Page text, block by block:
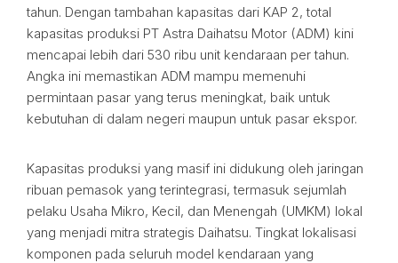
tahun. Dengan tambahan kapasitas dari KAP 2, total
kapasitas produksi PT Astra Daihatsu Motor (ADM) kini
mencapai lebih dari 530 ribu unit kendaraan per tahun.
Angka ini memastikan ADM mampu memenuhi
permintaan pasar yang terus meningkat, baik untuk
kebutuhan di dalam negeri maupun untuk pasar ekspor.
Kapasitas produksi yang masif ini didukung oleh jaringan
ribuan pemasok yang terintegrasi, termasuk sejumlah
pelaku Usaha Mikro, Kecil, dan Menengah (UMKM) lokal
yang menjadi mitra strategis Daihatsu. Tingkat lokalisasi
komponen pada seluruh model kendaraan yang